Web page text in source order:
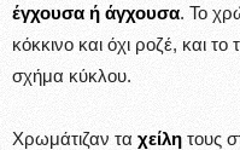
έγχουσα ή άγχουσα. Το
κόκκινο και όχι ροζέ, και
σχήμα κύκλου.
Χρωμάτιζαν τα χείλη τους